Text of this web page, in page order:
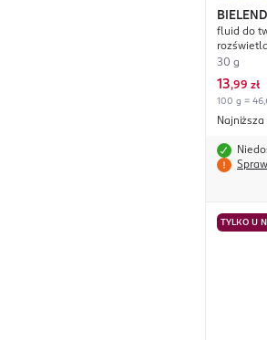
Vege
fluid do
nr 02
30 g
13,99 zł
100 g =
Najniższa
TYLKO U